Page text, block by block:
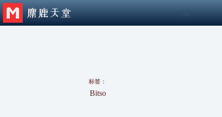
跳
至
标签：
Bitso